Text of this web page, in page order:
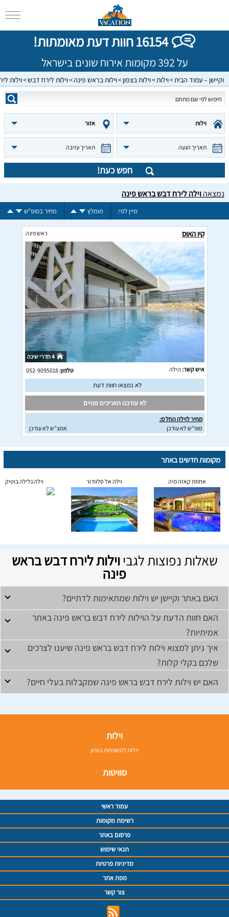
16154 חוות דעת מאומתות!
על 392 מקומות אירוח שונים בישראל
וקיישן – עמוד הבית וילות וילות בצפון וילות בראש פינה וילות לירח דבש וילות
וילות אזור
תאריך הגעה תאריך עזיבה
חפש כעת!
נמצאהוילה לירח דבש בראש פינה
מיין לפי: מומלץ מחיר בסופ"ש
קיו האוס ראש פינה
4 חדרי שינה
איש קשר: הילה טלפון:052-9095018
לא נמצאו חוות דעת
לא עודכנו תאריכים פנויים
מחיר לוילה החל מ:
סופ"ש לא עודכן
אמצ"ש לא עודכן
מקומות חדשים באתר
אחוזת קאזה מיה וילה אל סלוודור וילה גלילה בוטיק
שאלות נפוצות לגביוילות לירח דבש בראש
פינה
האם באתר וקיישן יש וילות שמתאימות לדתיים?
האם חוות הדעת על הוילות לירח דבש בראש פינה באתר
אמיתיות?
איך ניתן למצוא וילות לירח דבש בראש פינה שיענו לצרכים
שלכם בקלי קלות?
האם יש וילות לירח דבש בראש פינה שמקבלות בעלי חיים?
וילות
וילות למשפחות בצפון
סוויטות
עמוד ראשי
רשימת מקומות
פרסום באתר
תנאי שימוש
מדיניות פרטיות
מפת אתר
צור קשר